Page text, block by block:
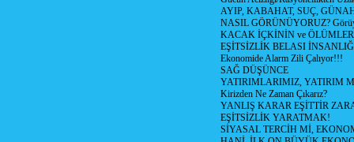
AYIP, KABAHAT, SUÇ,
NASIL GÖRÜNÜYORUZ?
KACAK İÇKİNİN ve
EŞİTSİZLİK BELASI
Ekonomide Alarm Zili Çalıyor!!!
SAĞ DÜŞÜNCE
YATIRIMLARIMIZ, YATIRIM
Kirizden Ne Zaman Çıkarız?
YANLIŞ KARAR EŞİTTİR
EŞİTSİZLİK YARATMAK!
SİYASAL TERCİH Mİ,